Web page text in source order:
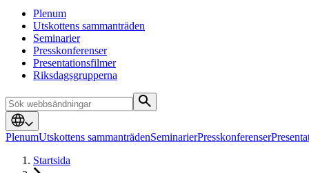
Plenum
Utskottens sammanträden
Seminarier
Presskonferenser
Presentationsfilmer
Riksdagsgrupperna
PlenumUtskottens sammanträdenSeminarierPresskonferenser
Startsida